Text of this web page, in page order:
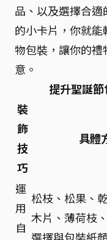
品、以及選擇合
的小卡片，你就
物包裝，讓你的
意。
提升聖誕
裝
飾
技
巧
具體
運
用
自
松枝、松果、
木片、薄荷枝